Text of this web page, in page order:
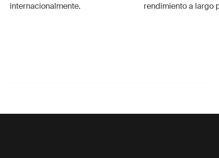
internacionalmente.
rendimiento a largo